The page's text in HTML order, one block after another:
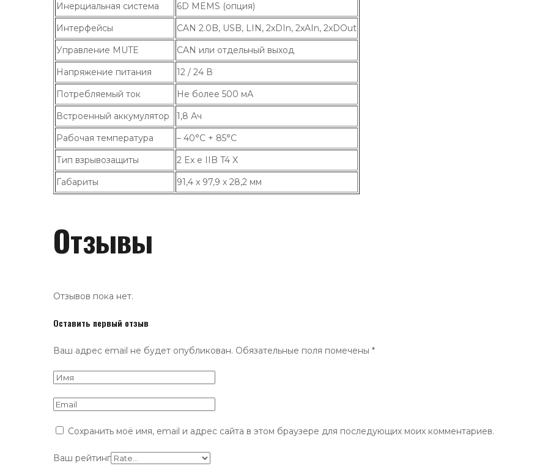
Инерциальная система
6D MEMS (опция)
Интерфейсы
CAN 2.0B, USB, LIN, 2xDIn, 2xAIn, 2xDOut
Управление MUTE
CAN или отдельный выход
Напряжение питания
12 / 24 В
Потребляемый ток
Не более 500 мА
Встроенный аккумулятор
1,8 Ач
Рабочая температура
– 40°С + 85°С
Тип взрывозащиты
2 Ex e IIB T4 X
Габариты
91,4 х 97,9 x 28,2 мм
Отзывы
Отзывов пока нет.
Оставить первый отзыв
Ваш адрес email не будет опубликован. Обязательные поля помечены *
Сохранить моё имя, email и адрес сайта в этом браузере для последующих моих комментариев.
Ваш рейтинг